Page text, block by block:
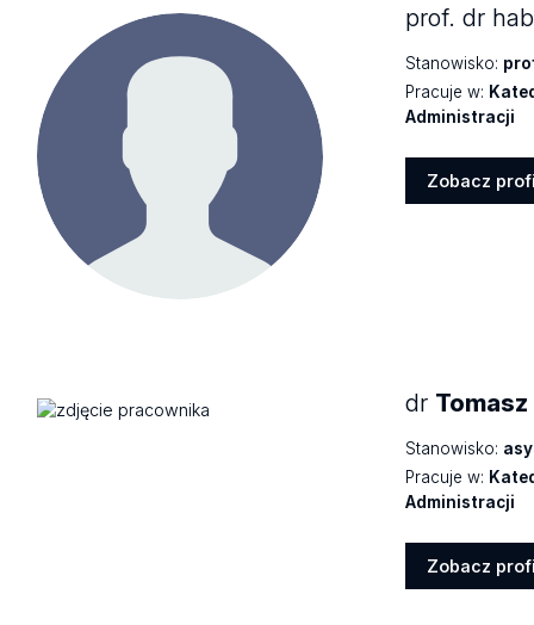
prof. dr
Stanowisko:
Pracuje w:
Administracji
Zobacz
dr
Stanowisko:
Pracuje w:
Administracji
Zobacz